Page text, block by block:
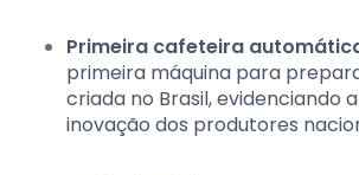
Primeira cafeteira
primeira máquina para
criada no Brasil, evidenciando
inovação dos produtores